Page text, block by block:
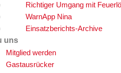
Richtiger Umgang mit
WarnApp Nina
Einsatzberichts-Archive
uns
Mitglied werden
Gastausrücker